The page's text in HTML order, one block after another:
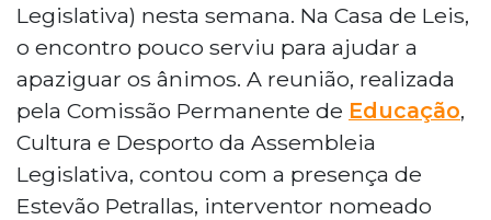
Legislativa) nesta semana. Na Casa de Leis,
o encontro pouco serviu para ajudar a
apaziguar os ânimos. A reunião, realizada
pela Comissão Permanente de Educação,
Cultura e Desporto da Assembleia
Legislativa, contou com a presença de
Estevão Petrallas, interventor nomeado